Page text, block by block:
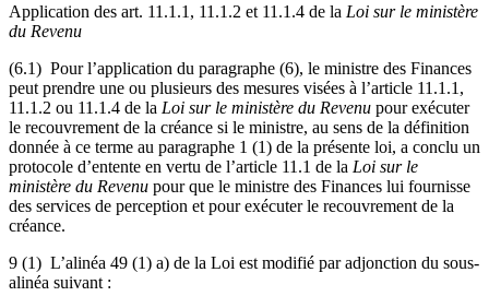
Application des art. 11.1.1, 11.1.2 et 11.1.4 de la Loi sur le ministère
du Revenu
(6.1) Pour l’application du paragraphe (6), le ministre des Finances
peut prendre une ou plusieurs des mesures visées à l’article 11.1.1,
11.1.2 ou 11.1.4 de la Loi sur le ministère du Revenu pour exécuter
le recouvrement de la créance si le ministre, au sens de la définition
donnée à ce terme au paragraphe 1 (1) de la présente loi, a conclu un
protocole d’entente en vertu de l’article 11.1 de la Loi sur le
ministère du Revenu pour que le ministre des Finances lui fournisse
des services de perception et pour exécuter le recouvrement de la
créance.
9 (1) L’alinéa 49 (1) a) de la Loi est modifié par adjonction du sous-
alinéa suivant :